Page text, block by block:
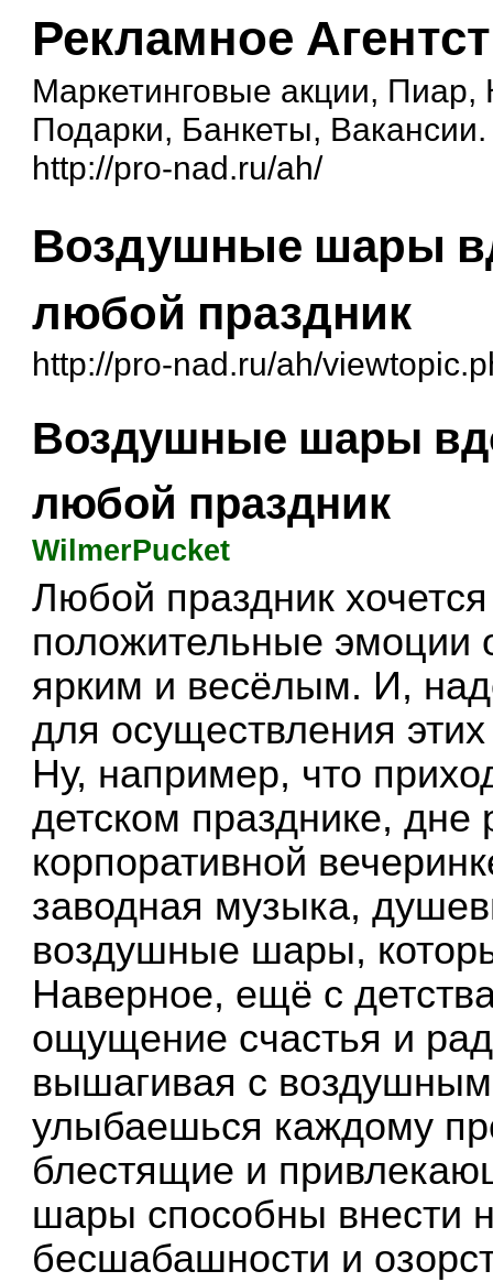
Рекламное
Маркетинговые акции,
Подарки, Банкеты, Вакансии.
http://pro-nad.ru/ah/
Воздушные шары
любой праздник
http://pro-nad.ru/ah/
Воздушные шары
любой праздник
WilmerPucket
Любой праздник
положительные эмоции
ярким и весёлым. И,
для осуществления
Ну, например, что
детском празднике,
корпоративной
заводная музыка,
воздушные шары,
Наверное, ещё с
ощущение счастья и
вышагивая с
улыбаешься каждому
блестящие и
шары способны внести
бесшабашности и